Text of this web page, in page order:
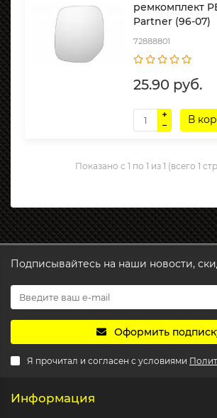
ремкомплект
Partner (96-07)
72888801
25.90 руб.
В
Показано с 1 по 1 из 1 (всего 1
Подписывайтесь на наши новости,
Оформить
Я прочитал и согласен с условиями
Информация